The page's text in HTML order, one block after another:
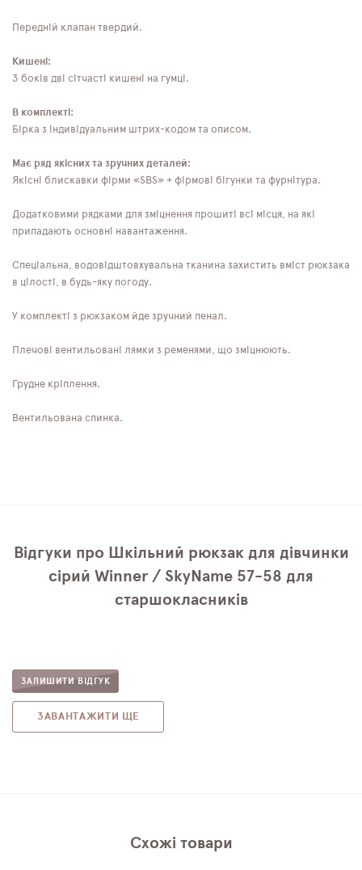
Передній клапан твердий.
Кишені:
З боків дві сітчасті кишені на гумці.
В комплекті:
Бірка з індивідуальним штрих-кодом та описом.
Має ряд якісних та зручних деталей:
Якісні блискавки фірми «SBS» + фірмові бігунки та фурнітура.
Додатковими рядками для зміцнення прошиті всі місця, на які
припадають основні навантаження.
Спеціальна, водовідштовхувальна тканина захистить вміст рюкзака
в цілості, в будь-яку погоду.
У комплекті з рюкзаком йде зручний пенал.
Плечові вентильовані лямки з ременями, що зміцнюють.
Грудне кріплення.
Вентильована спинка.
Відгуки про Шкільний рюкзак для дівчинки
сірий Winner / SkyNamе 57-58 для
старшокласників
ЗАЛИШИТИ ВІДГУК
ЗАВАНТАЖИТИ ЩЕ
Схожі товари